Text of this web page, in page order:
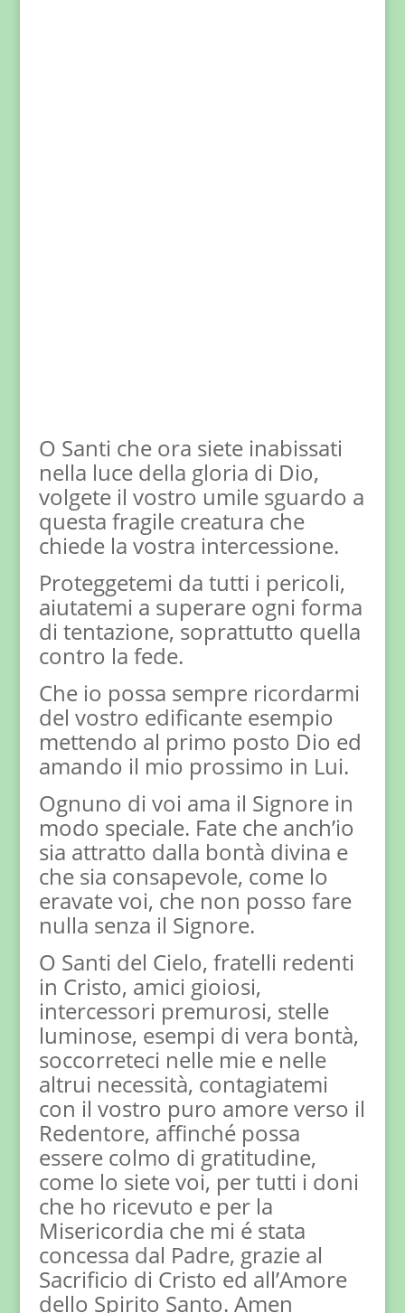
O Santi che ora siete inabissati
nella luce della gloria di Dio,
volgete il vostro umile sguardo a
questa fragile creatura che
chiede la vostra intercessione.
Proteggetemi da tutti i pericoli,
aiutatemi a superare ogni forma
di tentazione, soprattutto quella
contro la fede.
Che io possa sempre ricordarmi
del vostro edificante esempio
mettendo al primo posto Dio ed
amando il mio prossimo in Lui.
Ognuno di voi ama il Signore in
modo speciale. Fate che anch’io
sia attratto dalla bontà divina e
che sia consapevole, come lo
eravate voi, che non posso fare
nulla senza il Signore.
O Santi del Cielo, fratelli redenti
in Cristo, amici gioiosi,
intercessori premurosi, stelle
luminose, esempi di vera bontà,
soccorreteci nelle mie e nelle
altrui necessità, contagiatemi
con il vostro puro amore verso il
Redentore, affinché possa
essere colmo di gratitudine,
come lo siete voi, per tutti i doni
che ho ricevuto e per la
Misericordia che mi é stata
concessa dal Padre, grazie al
Sacrificio di Cristo ed all’Amore
dello Spirito Santo. Amen